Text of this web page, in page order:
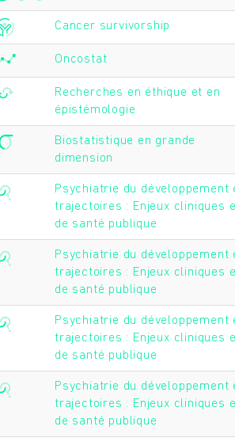
Cancer survivorship
Oncostat
Recherches en éthique et en
épistémologie
Biostatistique en grande
dimension
Psychiatrie du développement
trajectoires : Enjeux cliniques
de santé publique
Psychiatrie du développement
trajectoires : Enjeux cliniques
de santé publique
Psychiatrie du développement
trajectoires : Enjeux cliniques
de santé publique
Psychiatrie du développement
trajectoires : Enjeux cliniques
de santé publique